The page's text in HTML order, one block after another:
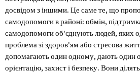
досвідом з іншими. Це саме те, що
самодопомоги в районі: обмін,
самодопомоги об'єднують людей, яких
проблема зі здоров'ям або стресова
допомагають один одному, дають один
орієнтацію, захист і безпеку. Вони